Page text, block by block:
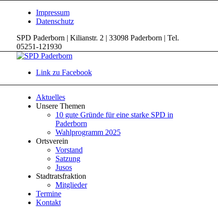
Impressum
Datenschutz
SPD Paderborn | Kilianstr. 2 | 33098 Paderborn | Tel.
05251-121930
Link zu Facebook
Aktuelles
Unsere Themen
10 gute Gründe für eine starke SPD in
Paderborn
Wahlprogramm 2025
Ortsverein
Vorstand
Satzung
Jusos
Stadtratsfraktion
Mitglieder
Termine
Kontakt